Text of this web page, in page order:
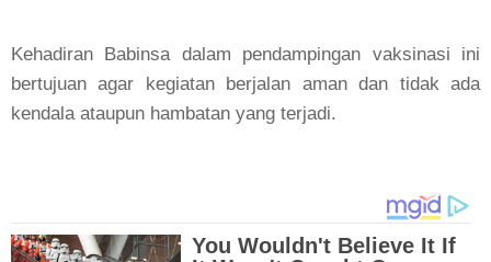
Kehadiran Babinsa dalam pendampingan vaksinasi ini
bertujuan agar kegiatan berjalan aman dan tidak ada
kendala ataupun hambatan yang terjadi.